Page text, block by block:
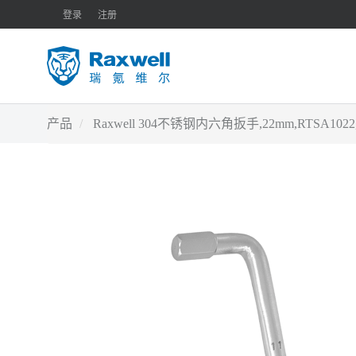
登录 注册
产品 Raxwell 304不锈钢内六角扳手